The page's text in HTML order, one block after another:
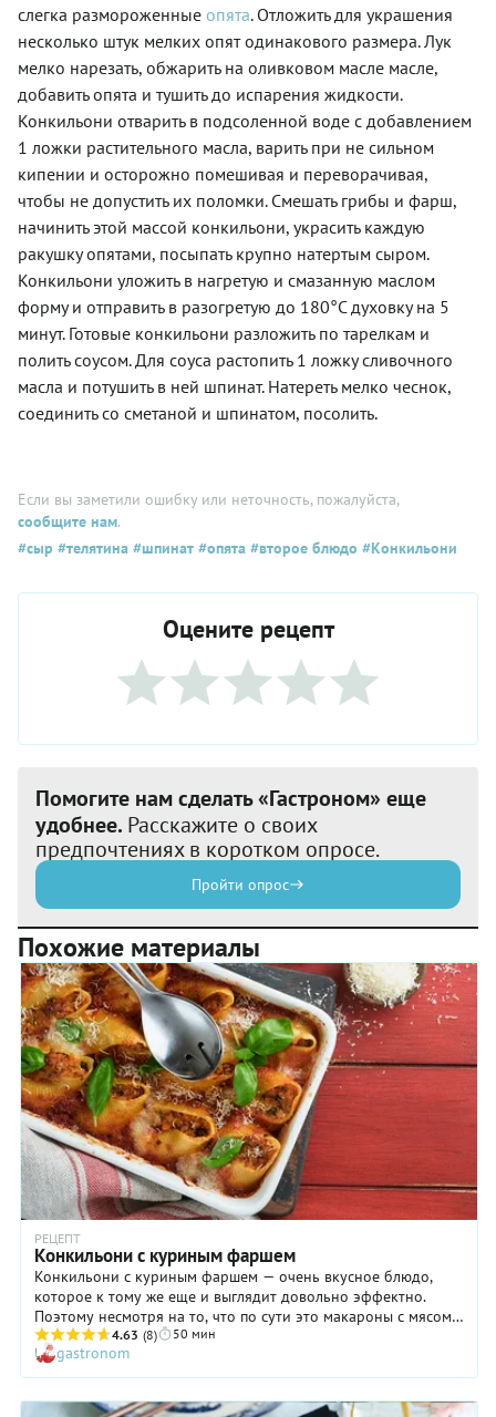
слегка размороженные опята. Отложить для украшения
несколько штук мелких опят одинакового размера. Лук
мелко нарезать, обжарить на оливковом масле масле,
добавить опята и тушить до испарения жидкости.
Конкильони отварить в подсоленной воде с добавлением
1 ложки растительного масла, варить при не сильном
кипении и осторожно помешивая и переворачивая,
чтобы не допустить их поломки. Смешать грибы и фарш,
начинить этой массой конкильони, украсить каждую
ракушку опятами, посыпать крупно натертым сыром.
Конкильони уложить в нагретую и смазанную маслом
форму и отправить в разогретую до 180°C духовку на 5
минут. Готовые конкильони разложить по тарелкам и
полить соусом. Для соуса растопить 1 ложку сливочного
масла и потушить в ней шпинат. Натереть мелко чеснок,
соединить со сметаной и шпинатом, посолить.
Если вы заметили ошибку или неточность, пожалуйста,
сообщите нам.
#сыр #телятина #шпинат #опята #второе блюдо #Конкильони
Оцените рецепт
Помогите нам сделать «Гастроном» еще
удобнее. Расскажите о своих
предпочтениях в коротком опросе.
Пройти опрос
Похожие материалы
РЕЦЕПТ
Конкильони с куриным фаршем
Конкильони с куриным фаршем — очень вкусное блюдо,
которое к тому же еще и выглядит довольно эффектно.
Поэтому несмотря на то, что по сути это макароны с мясом,
впечатление от такого горячего будет совершенно иное.
Конкильони (conchiglioni) — это паста в виде огромных
ракушек, которые созданы именно для того, чтобы их чем-
либо начиняли. Итальянцы так и делают! Мы предлагаем
4.63 (8) 50 мин
gastronom